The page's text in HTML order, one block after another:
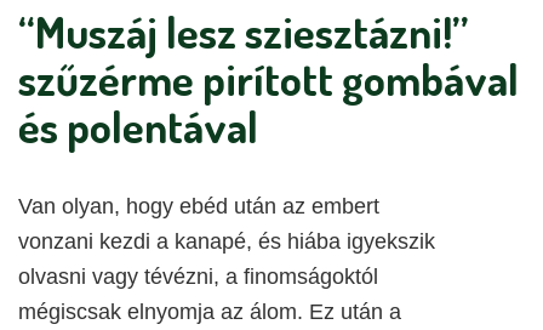
“Muszáj lesz sziesztázni!”
szűzérme pirított gombával
és polentával
Van olyan, hogy ebéd után az embert
vonzani kezdi a kanapé, és hiába igyekszik
olvasni vagy tévézni, a finomságoktól
mégiscsak elnyomja az álom. Ez után a